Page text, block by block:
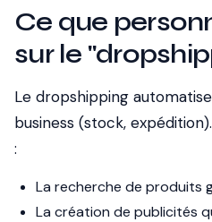
Ce que
sur le
Le dropshipping
business (stock,
:
La recherche de produits
La création de publicités